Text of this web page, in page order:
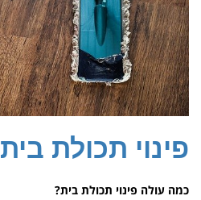
פינוי תכולת בית
כמה עולה פינוי תכולת בית?